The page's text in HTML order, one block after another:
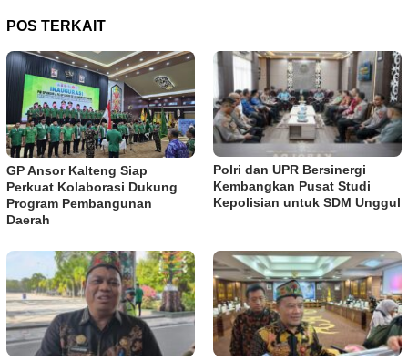
POS TERKAIT
GP Ansor Kalteng Siap
Perkuat Kolaborasi Dukung
Program Pembangunan
Daerah
Polri dan UPR Bersinergi
Kembangkan Pusat Studi
Kepolisian untuk SDM Unggul